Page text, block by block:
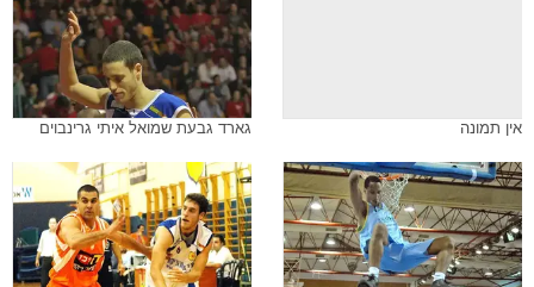
אין תמונה גארד גבעת שמואל איתי גרינבוים